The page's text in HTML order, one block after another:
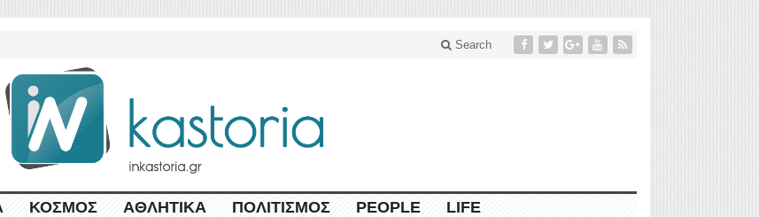
Search
ΚΌΣΜΟΣ ΑΘΛΗΤΙΚΆ ΠΟΛΙΤΙΣΜΌΣ PEOPLE LIFE